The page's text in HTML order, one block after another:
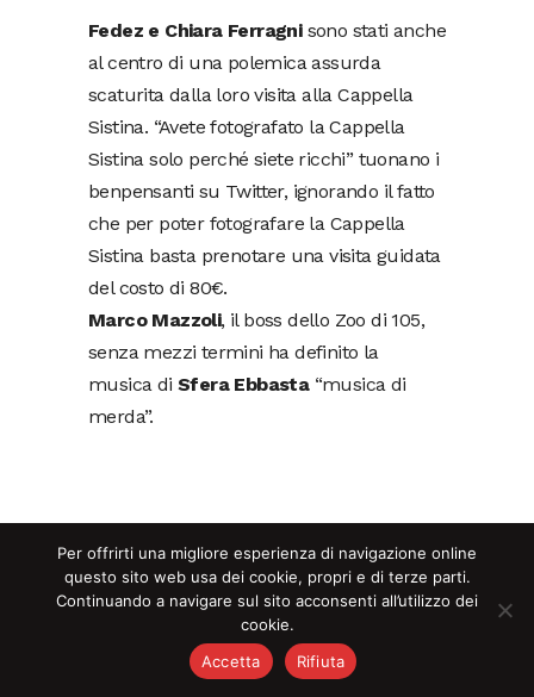
Fedez e Chiara Ferragnisono stati anche
al centro di una polemica assurda
scaturita dalla loro visita alla Cappella
Sistina. “Avete fotografato la Cappella
Sistina solo perché siete ricchi” tuonano i
benpensanti su Twitter, ignorando il fatto
che per poter fotografare la Cappella
Sistina basta prenotare una visita guidata
del costo di 80€.
Marco Mazzoli, il boss dello Zoo di 105,
senza mezzi termini ha definito la
musica diSfera Ebbasta“musica di
merda”.
Per offrirti una migliore esperienza di navigazione online
questo sito web usa dei cookie, propri e di terze parti.
Continuando a navigare sul sito acconsenti all’utilizzo dei
cookie.
Accetta
Rifiuta